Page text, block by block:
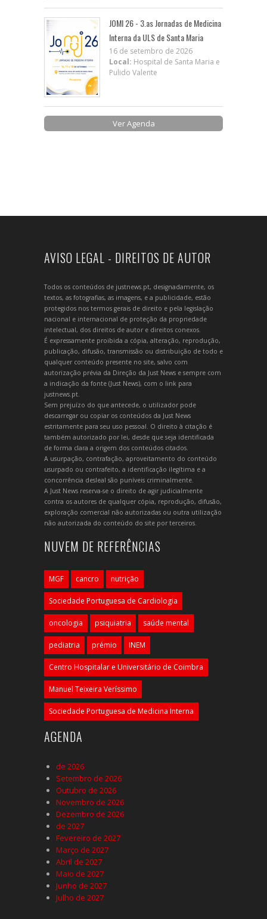
JOMI 26 - 3.as Jornadas de Medicina
Interna da ULS de Santa Maria
16 de setembro de 2026
Local: Hospital de Santa Maria e
Pulido Valente
Ver Agenda
AVISO LEGAL - DIREITOS DE AUTOR
Todos os conteúdos de justnews.pt, designadamente, os
textos, as fotografias, as imagens, e a publicidade, estão
protegidos nos termos gerais de direito e pela legislação
nacional e internacional de proteção da propriedade
intelectual, dos direitos de autor e direitos conexos.
É expressamente proibida a cópia, alteração, reprodução,
publicação, difusão, transmissão ou distribuição de todo e
qualquer conteúdo presente no site, salvo com
autorização prévia da Direção da Just News e sempre com
a indicação da fonte (Just News), com o link para
justnews.pt.
Sem prejuízo do que antecede, o utilizador pode
descarregar ou copiar os conteúdos da Just News
estritamente para seu uso pessoal. O direito à citação é
também autorizado por lei, desde que seja identificada
de forma clara a origem dos conteúdos citados.
A usurpação, contrafação, aproveitamento do conteúdo
usurpado ou contrafeito, a identificação ilegítima e a
concorrência desleal são puníveis criminalmente.
A Just News reserva-se o direito de agir judicialmente
contra os autores de qualquer cópia, reprodução, difusão,
exploração comercial não autorizadas ou outra utilização
não autorizada do conteúdo do site por terceiros.
NUVEM DE REFERÊNCIAS
MGF cancro nutrição
Sociedade Portuguesa de Cardiologia
oncologia psiquiatria saúde mental
pediatria prémio INEM
Centro Hospitalar e Universitário de Coimbra
Manuel Teixeira Veríssimo
Sociedade Portuguesa de Medicina Interna
AGENDA
de 2026
Setembro de 2026
Outubro de 2026
Novembro de 2026
Dezembro de 2026
de 2027
Fevereiro de 2027
Março de 2027
Abril de 2027
Maio de 2027
Junho de 2027
Julho de 2027